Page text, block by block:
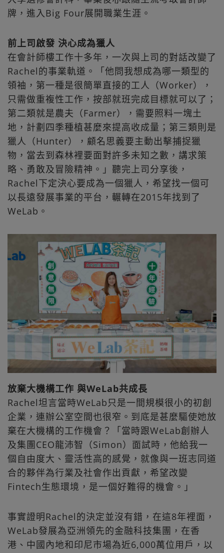
牌，進入Big Four展開職業生涯。
前上司啟發 決心成為獵人
在會計師樓工作十多年，一次與上司的對話改變了
Rachel的事業軌道。「他問我想成為哪一類型的
領袖，第一種是很簡單直接的工人（Worker），
只需做重複性工作，按部就班完成目標就可以了；
第二類就是農夫（Farmer），需要照料一塊土
地，計劃四季種植甚麼來提高收成量；第三類則是
獵人（Hunter），顧名思義要主動出擊捕捉獵
物，當去到森林裡要面對許多未知之數，講求策
略、勇敢及冒險精神。」聽完上司分享後，
Rachel下定決心要成為一個獵人，希望找一個可
以長遠發展事業的平台，輾轉在2015年找到了
WeLab。
放棄大機構工作 與WeLab共成長
Rachel坦言當時WeLab只是一間規模很小的初創
企業，連辦公室空間也很窄。到底是甚麼驅使她放
棄在大機構的工作機會？「當時跟WeLab創辦人
及集團CEO龍沛智（Simon）面試時，他給我一
個自由度大、靈活性高的感覺，就像與一班志同道
合的夥伴為行業及社會作出貢獻，希望改變
Fintech生態環境，是一個好難得的機會。」
事實證明Rachel的決定並沒有錯，在這8年裡面，
WeLab發展為亞洲領先的金融科技集團，在香
港、中國內地和印尼市場為近6,000萬位用戶，以